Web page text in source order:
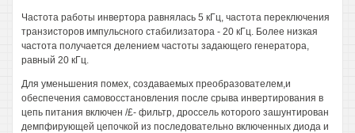
Частота работы инвертора равнялась 5 кГц, частота переключения
транзисторов импульсного стабилизатора - 20 кГц. Более низкая
частота получается делением частоты задающего генератора,
равный 20 кГц.
Для уменьшения помех, создаваемых преобразователем,и
обеспечения самовосстановления после срыва инвертирования в
цепь питания включен /£- фильтр, дроссель которого зашунтирован
демпфирующей цепочкой из последовательно включенных диода и